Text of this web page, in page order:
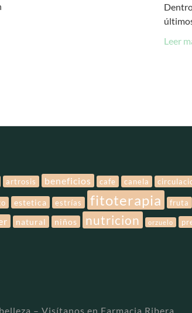
Leer
artrosis beneficios cafe canela
estetica estrías fitoterapia fruta
natural niños nutricion orzuelo
– Visítanos en Farmacia Ribera